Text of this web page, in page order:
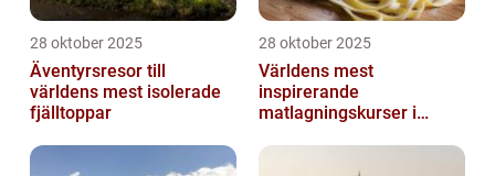
28 oktober 2025
Äventyrsresor till
världens mest isolerade
fjälltoppar
28 oktober 2025
Världens mest
inspirerande
matlagningskurser i